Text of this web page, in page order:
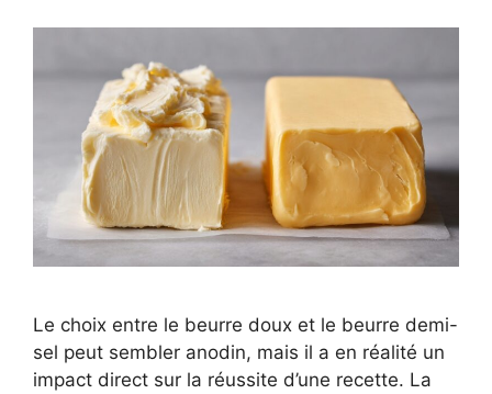
Le choix entre le beurre doux et le beurre demi-
sel peut sembler anodin, mais il a en réalité un
impact direct sur la réussite d’une recette. La